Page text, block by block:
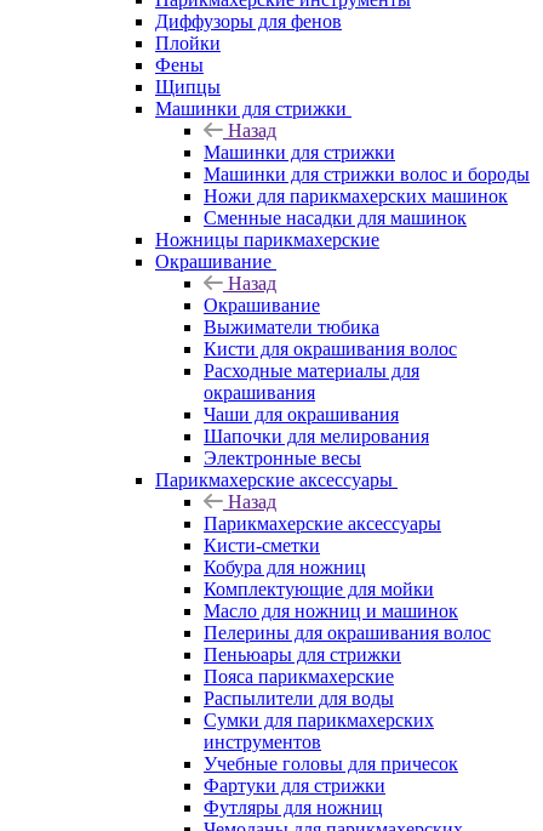
Диффузоры для фенов
Плойки
Фены
Щипцы
Машинки для стрижки
Назад
Машинки для стрижки
Машинки для стрижки волос и бороды
Ножи для парикмахерских машинок
Сменные насадки для машинок
Ножницы парикмахерские
Окрашивание
Назад
Окрашивание
Выжиматели тюбика
Кисти для окрашивания волос
Расходные материалы для
окрашивания
Чаши для окрашивания
Шапочки для мелирования
Электронные весы
Парикмахерские аксессуары
Назад
Парикмахерские аксессуары
Кисти-сметки
Кобура для ножниц
Комплектующие для мойки
Масло для ножниц и машинок
Пелерины для окрашивания волос
Пеньюары для стрижки
Пояса парикмахерские
Распылители для воды
Сумки для парикмахерских
инструментов
Учебные головы для причесок
Фартуки для стрижки
Футляры для ножниц